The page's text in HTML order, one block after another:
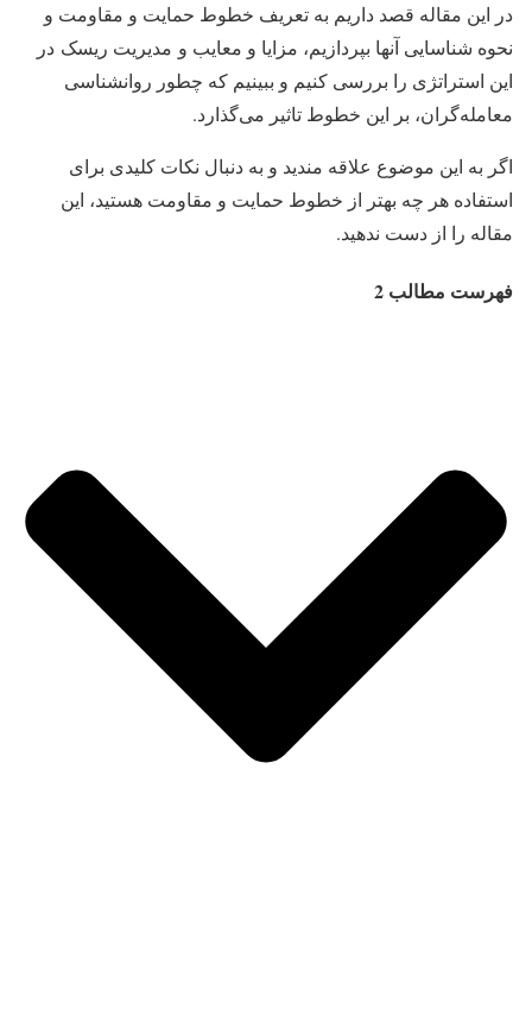
در این مقاله قصد داریم به تعریف خطوط حمایت و مقاومت و
نحوه شناسایی آنها بپردازیم، مزایا و معایب و مدیریت ریسک در
این استراتژی را بررسی کنیم و ببینیم که چطور روانشناسی
‌معامله‌گران، بر این خطوط تاثیر می‌گذارد.
اگر به این موضوع علاقه مندید و به دنبال نکات کلیدی برای
استفاده هر چه بهتر از خطوط حمایت و مقاومت هستید، این
مقاله را از دست ندهید.
فهرست مطالب 2